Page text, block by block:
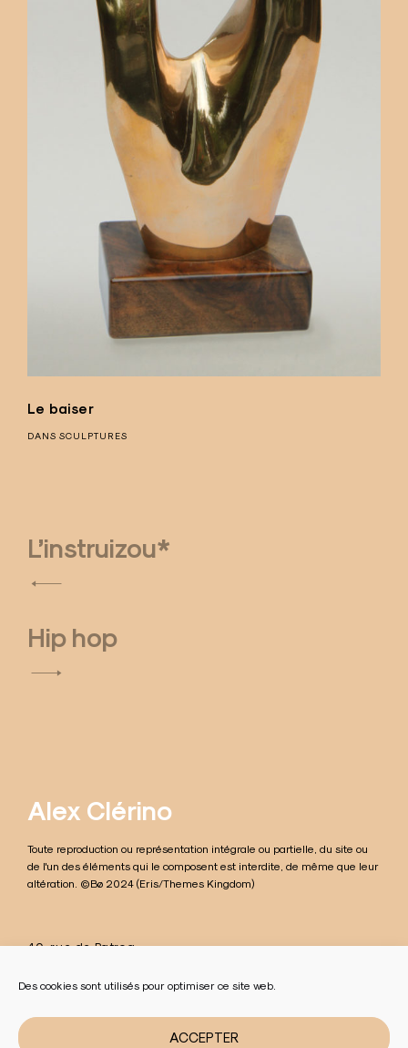
Des cookies sont utilisés pour optimiser ce site web.
ACCEPTER
Le baiser
DANS SCULPTURES
N
a
v
t
i
o
d
e
l
L’instruizou*
Hip hop
Alex Clérino
Toute reproduction ou représentation intégrale ou partielle, du site ou
de l'un des éléments qui le composent est interdite, de même que leur
altération. ©Bø 2024 (Eris/Themes Kingdom)
40, rue de Patroa
France
infoalex@clerino.fr